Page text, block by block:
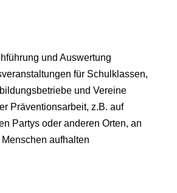
und Auswertung
für Schulklassen,
und Vereine
Präventionsarbeit, z.B. auf
Partys oder anderen Orten, an
aufhalten